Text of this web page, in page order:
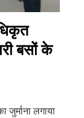
बसों के
लगाया